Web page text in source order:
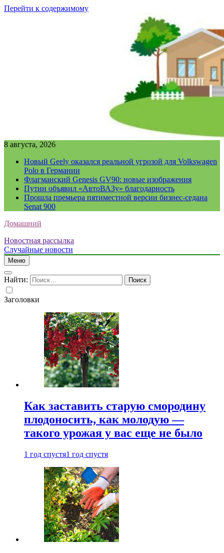
Перейти к содержимому
8 августа, 2026
Новый Geely оказался реальной угрозой для Volkswagen
Polo в Германии
Флагманский Genesis GV90: новые изображения
Путин объявил «АвтоВАЗу» благодарность
Прошла премьера пятиместной версии бизнес-седана
Senat 900
Домашний
Новостная рассылка
Случайные новости
Меню
Найти:
Заголовки
Как заставить старую смородину
плодоносить, как молодую —
такого урожая у вас еще не было
1 год спустя1 год спустя